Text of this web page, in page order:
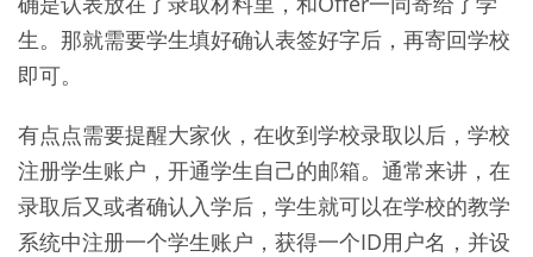
生。那就需要学生填好确认表签好字后，再寄回学校
即可。
有点点需要提醒大家伙，在收到学校录取以后，学校
注册学生账户，开通学生自己的邮箱。通常来讲，在
录取后又或者确认入学后，学生就可以在学校的教学
系统中注册一个学生账户，获得一个ID用户名，并设